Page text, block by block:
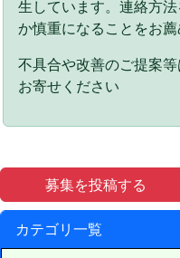
募集を投稿する
カテゴリ一覧
生しています。連絡方
か慎重になることをお薦
不具合や改善のご提案
お寄せください